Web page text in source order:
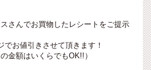
さんでお買物したレシートをご提示
お値引きさせて頂きます！
金額はいくらでもOK!!）